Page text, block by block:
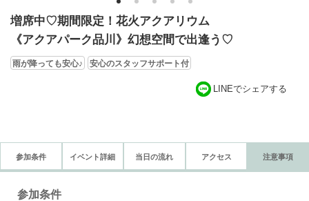
1 2 3 4 5
増席中♡期間限定！花火アクアリウム
《アクアパーク品川》幻想空間で出逢う♡
雨が降っても安心♪ 安心のスタッフサポート付
LINEでシェアする
参加条件 イベント詳細 当日の流れ アクセス 注意事項
参加条件